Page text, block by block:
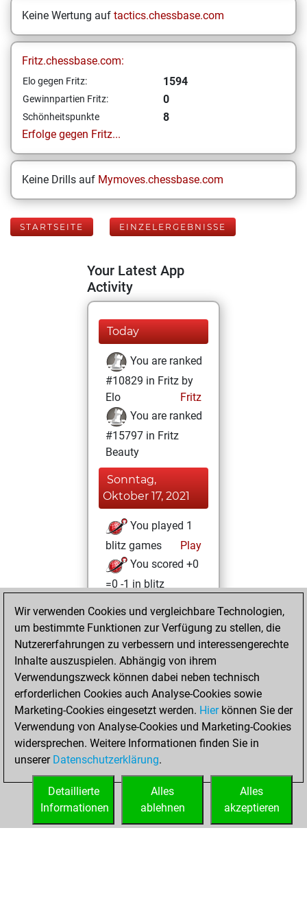
Keine Wertung auf tactics.chessbase.com
Fritz.chessbase.com:
Elo gegen Fritz: 1594
Gewinnpartien Fritz: 0
Schönheitspunkte
8
Erfolge gegen Fritz...
Keine Drills auf Mymoves.chessbase.com
STARTSEITE EINZELERGEBNISSE
Your Latest App
Activity
Today
You are ranked
#10829 in Fritz by
Elo
Fritz
You are ranked
#15797 in Fritz
Beauty
Sonntag,
Oktober 17, 2021
You played 1
blitz games
Play
You scored +0
=0 -1 in blitz
Sonntag,
September 26,
2021
You achieved a
BeautyScore of 8
Fritz
You
achieved a new Elo
of 1594
You created
your Fritz account
Wir verwenden Cookies und vergleichbare Technologien,
um bestimmte Funktionen zur Verfügung zu stellen, die
Nutzererfahrungen zu verbessern und interessengerechte
Inhalte auszuspielen. Abhängig von ihrem
Verwendungszweck können dabei neben technisch
erforderlichen Cookies auch Analyse-Cookies sowie
Marketing-Cookies eingesetzt werden. Hierkönnen Sie der
Verwendung von Analyse-Cookies und Marketing-Cookies
widersprechen. Weitere Informationen finden Sie in
unserer Datenschutzerklärung.
Alles
akzeptieren
Alles
ablehnen
Detaillierte
Informationen